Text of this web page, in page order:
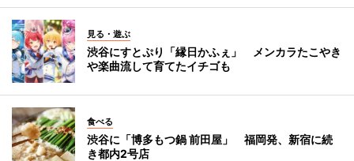
見る・遊ぶ
渋谷にすとぷり「縁日かふぇ」 メンカラたこやき
や楽曲流して育てたイチゴも
食べる
渋谷に「博多もつ鍋 前田屋」 福岡発、新宿に続
き都内2号店